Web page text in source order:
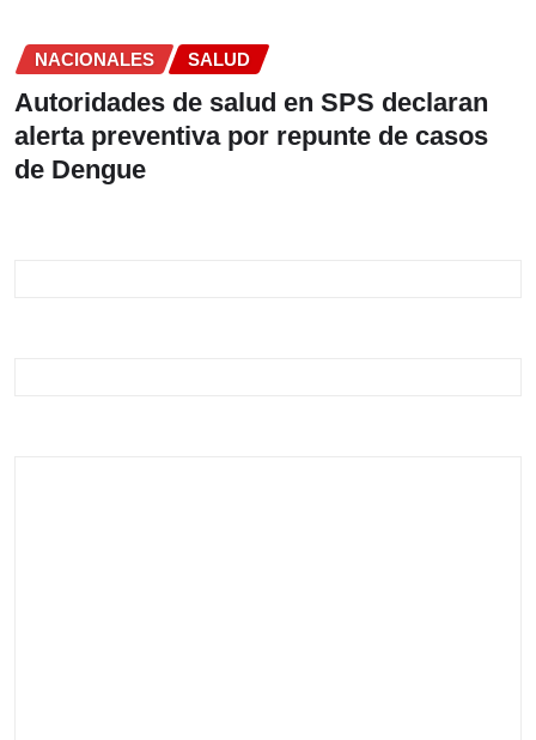
NACIONALES SALUD
Autoridades de salud en SPS declaran
alerta preventiva por repunte de casos
de Dengue